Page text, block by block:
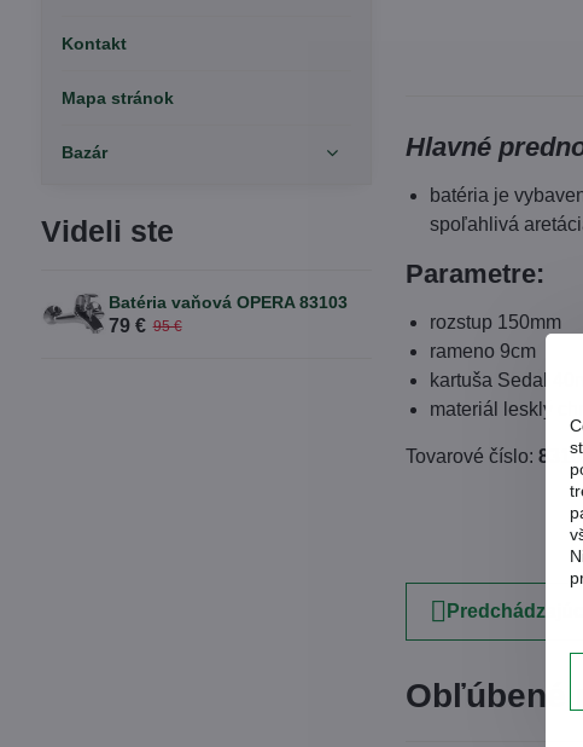
Hlavné
batéria je
spoľahlivá
Parametre:
rozstup 150mm
rameno 9cm
kartuša Sedal
materiál lesklý
Tovarové číslo:
Obľúbené
Kontakt
Mapa stránok
Bazár
Videli ste
Batéria vaňová OPERA 83103
79 € 95 €